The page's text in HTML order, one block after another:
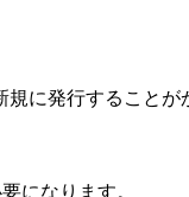
に発行することが
になります。